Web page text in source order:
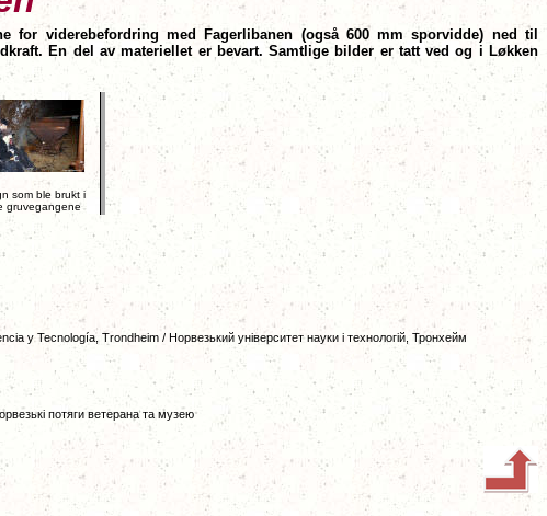
viderebefordring med Fagerlibanen (også 600 mm sporvidde) ned til
En del av materiellet er bevart. Samtlige bilder er tatt ved og i Løkken
som ble brukt i
gruvegangene
Tecnología, Trondheim / Норвезький університет науки і технологій, Тронхейм
потяги ветерана та музею